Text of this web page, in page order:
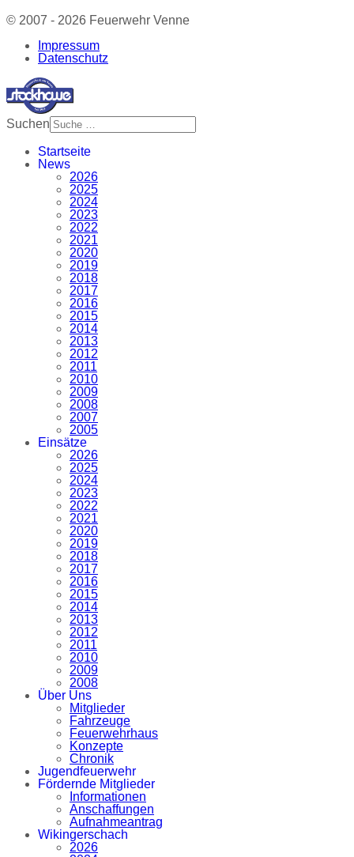
© 2007 - 2026 Feuerwehr Venne
Impressum
Datenschutz
Suchen
Startseite
News
2026
2025
2024
2023
2022
2021
2020
2019
2018
2017
2016
2015
2014
2013
2012
2011
2010
2009
2008
2007
2005
Einsätze
2026
2025
2024
2023
2022
2021
2020
2019
2018
2017
2016
2015
2014
2013
2012
2011
2010
2009
2008
Über Uns
Mitglieder
Fahrzeuge
Feuerwehrhaus
Konzepte
Chronik
Jugendfeuerwehr
Fördernde Mitglieder
Informationen
Anschaffungen
Aufnahmeantrag
Wikingerschach
2026